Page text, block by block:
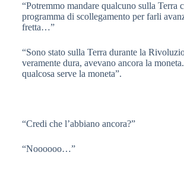
“Potremmo mandare qualcuno sulla Terra
programma di scollegamento per farli
fretta…”
“Sono stato sulla Terra durante la
veramente dura, avevano ancora la
qualcosa serve la moneta”.
“Credi che l’abbiano ancora?”
“Noooooo…”